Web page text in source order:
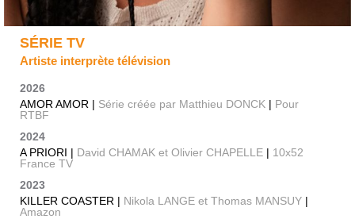
SÉRIE TV
Artiste interprète télévision
2026
AMOR AMOR | Série créée par Matthieu DONCK | Pour
RTBF
2024
A PRIORI | David CHAMAK et Olivier CHAPELLE | 10x52
France TV
2023
KILLER COASTER | Nikola LANGE et Thomas MANSUY |
Amazon